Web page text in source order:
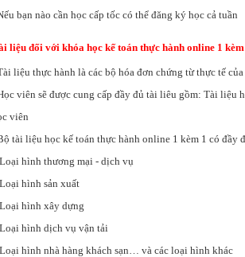
bạn nào cần học cấp tốc có thể đăng ký học cả tuần
liệu đối với khóa học kế toán thực hành online 1
liệu thực hành là các bộ hóa đơn chứng từ thực tế
viên sẽ được cung cấp đầy đủ tài liêu gồm: Tài
viên
tài liệu học kế toán thực hành online 1 kèm 1 có đầy
hình thương mại - dịch vụ
hình sản xuất
hình xây dựng
hình dịch vụ vận tải
hình nhà hàng khách sạn… và các loại hình khác